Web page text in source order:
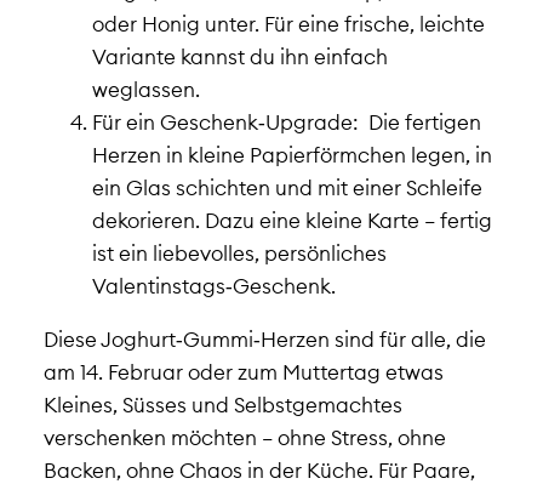
oder Honig unter. Für eine frische, leichte
Variante kannst du ihn einfach
weglassen.
Für ein Geschenk‑Upgrade: Die fertigen
Herzen in kleine Papierförmchen legen, in
ein Glas schichten und mit einer Schleife
dekorieren. Dazu eine kleine Karte – fertig
ist ein liebevolles, persönliches
Valentinstags‑Geschenk.
Diese Joghurt‑Gummi‑Herzen sind für alle, die
am 14. Februar oder zum Muttertag etwas
Kleines, Süsses und Selbstgemachtes
verschenken möchten – ohne Stress, ohne
Backen, ohne Chaos in der Küche. Für Paare,